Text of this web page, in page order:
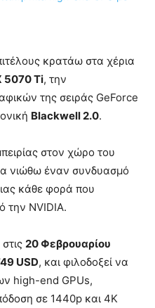
κρατάω στα χέρια
5070 Ti, την
της σειράς GeForce
Blackwell 2.0.
στον χώρο του
νιώθω έναν συνδυασμό
κάθε φορά που
την NVIDIA.
20 Φεβρουαρίου
USD, και φιλοδοξεί να
high-end GPUs,
σε 1440p και 4K